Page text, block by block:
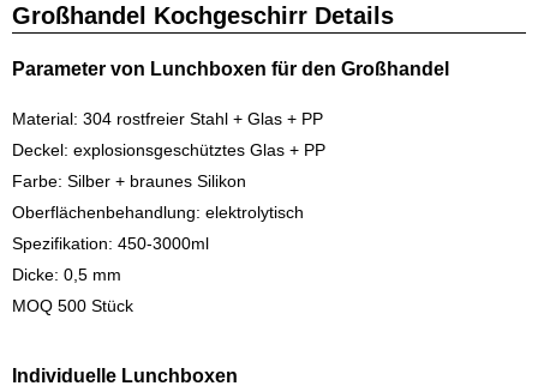
Großhandel Kochgeschirr Details
Parameter von Lunchboxen für den Großhandel
Material: 304 rostfreier Stahl + Glas + PP
Deckel: explosionsgeschütztes Glas + PP
Farbe: Silber + braunes Silikon
Oberflächenbehandlung: elektrolytisch
Spezifikation: 450-3000ml
Dicke: 0,5 mm
MOQ 500 Stück
Individuelle Lunchboxen